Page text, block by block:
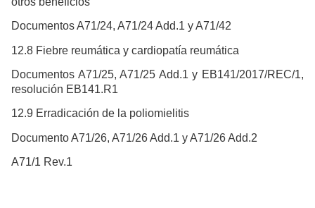
Documentos A71/24, A71/24 Add.1 y A71/42
12.8 Fiebre reumática y cardiopatía reumática
Documentos A71/25, A71/25 Add.1 y EB141/2017/REC/1,
resolución EB141.R1
12.9 Erradicación de la poliomielitis
Documento A71/26, A71/26 Add.1 y A71/26 Add.2
A71/1 Rev.1